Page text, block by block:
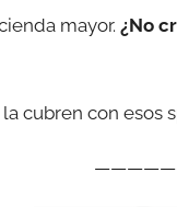
mayor. ¿No
cubren con esos